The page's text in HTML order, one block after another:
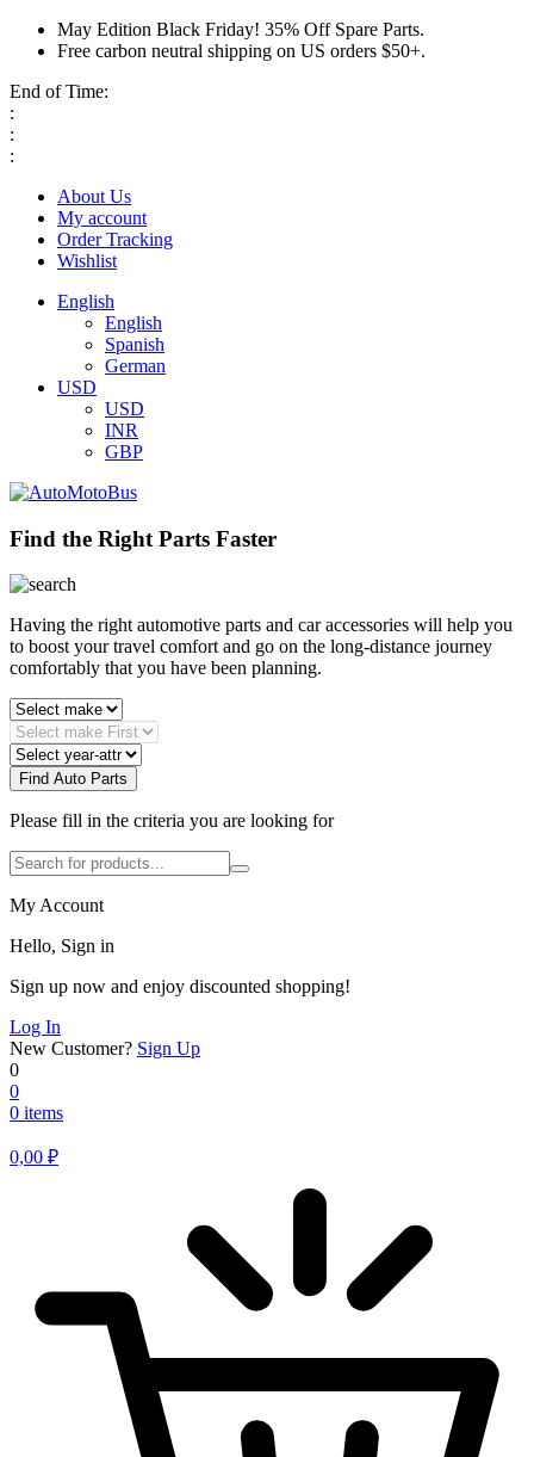
May Edition Black Friday! 35% Off Spare Parts.
Free carbon neutral shipping on US orders $50+.
End of Time:
:
:
:
About Us
My account
Order Tracking
Wishlist
English
English
Spanish
German
USD
USD
INR
GBP
Find the Right Parts Faster
Having the right automotive parts and car accessories will help you
to boost your travel comfort and go on the long-distance journey
comfortably that you have been planning.
Find Auto Parts
Please fill in the criteria you are looking for
My Account
Hello, Sign in
Sign up now and enjoy discounted shopping!
Log In
New Customer? Sign Up
0
0
0 items
0,00 ₽